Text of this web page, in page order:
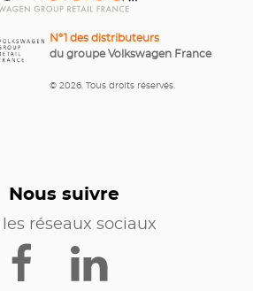
N°1 des distributeurs
du groupe Volkswagen France
© 2026. Tous droits réservés.
Nous suivre
les réseaux sociaux